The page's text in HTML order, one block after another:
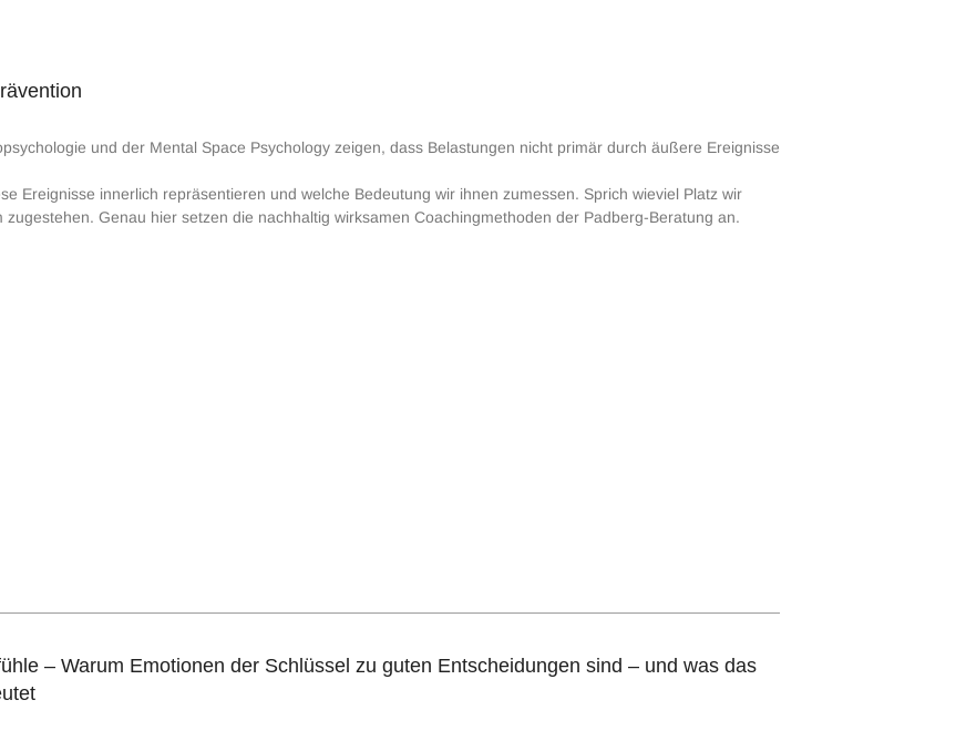
und der Mental Space Psychology zeigen, dass Belastungen nicht primär durch äußere Ereignisse
Ereignisse innerlich repräsentieren und welche Bedeutung wir ihnen zumessen. Sprich wieviel Platz wir
Genau hier setzen die nachhaltig wirksamen Coachingmethoden der Padberg-Beratung an.
– Warum Emotionen der Schlüssel zu guten Entscheidungen sind – und was das